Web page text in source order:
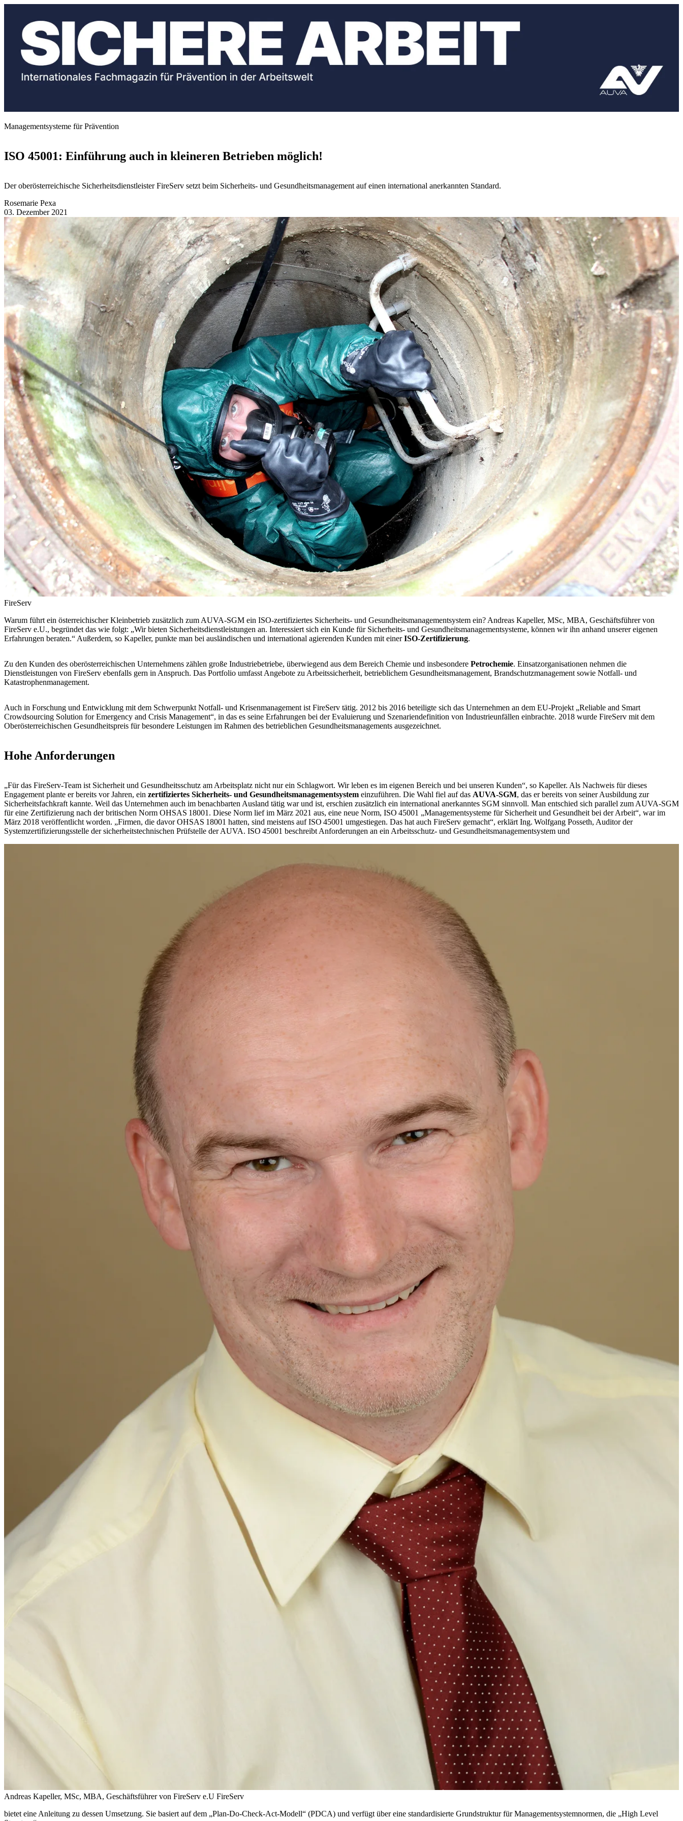
Managementsysteme für Prävention
ISO 45001: Einführung auch in kleineren Betrieben möglich!
Der oberösterreichische Sicherheitsdienstleister FireServ setzt beim Sicherheits- und Gesundheitsmanagement auf einen international anerkannten Standard.
Rosemarie Pexa
03. Dezember 2021
FireServ
Warum führt ein österreichischer Kleinbetrieb zusätzlich zum AUVA-SGM ein ISO-zertifiziertes Sicherheits- und Gesundheitsmanagementsystem ein? Andreas Kapeller, MSc, MBA, Geschäftsführer von
FireServ e.U., begründet das wie folgt: „Wir bieten Sicherheitsdienstleistungen an. Interessiert sich ein Kunde für Sicherheits- und Gesundheitsmanagementsysteme, können wir ihn anhand unserer eigenen
Erfahrungen beraten.“ Außerdem, so Kapeller, punkte man bei ausländischen und international agierenden Kunden mit einerISO-Zertifizierung.
Zu den Kunden des oberösterreichischen Unternehmens zählen große Industriebetriebe, überwiegend aus dem Bereich Chemie und insbesondere Petrochemie. Einsatzorganisationen nehmen die
Dienstleistungen von FireServ ebenfalls gern in Anspruch. Das Portfolio umfasst Angebote zu Arbeitssicherheit, betrieblichem Gesundheitsmanagement, Brandschutzmanagement sowie Notfall- und
Katastrophenmanagement.
Auch in Forschung und Entwicklung mit dem Schwerpunkt Notfall- und Krisenmanagement ist FireServ tätig. 2012 bis 2016 beteiligte sich das Unternehmen an dem EU-Projekt „Reliable and Smart
Crowdsourcing Solution for Emergency and Crisis Management“, in das es seine Erfahrungen bei der Evaluierung und Szenariendefinition von Industrieunfällen einbrachte. 2018 wurde FireServ mit dem
Oberösterreichischen Gesundheitspreis für besondere Leistungen im Rahmen des betrieblichen Gesundheitsmanagements ausgezeichnet.
Hohe Anforderungen
„Für das FireServ-Team ist Sicherheit und Gesundheitsschutz am Arbeitsplatz nicht nur ein Schlagwort. Wir leben es im eigenen Bereich und bei unseren Kunden“, so Kapeller. Als Nachweis für dieses
Engagement plante er bereits vor Jahren, ein zertifiziertes Sicherheits- und Gesundheitsmanagementsystem einzuführen. Die Wahl fiel auf das AUVA-SGM, das er bereits von seiner Ausbildung zur
Sicherheitsfachkraft kannte. Weil das Unternehmen auch im benachbarten Ausland tätig war und ist, erschien zusätzlich ein international anerkanntes SGM sinnvoll. Man entschied sich parallel zum AUVA-SGM
für eine Zertifizierung nach der britischen Norm OHSAS 18001. Diese Norm lief im März 2021 aus, eine neue Norm, ISO 45001 „Managementsysteme für Sicherheit und Gesundheit bei der Arbeit“, war im
März 2018 veröffentlicht worden. „Firmen, die davor OHSAS 18001 hatten, sind meistens auf ISO 45001 umgestiegen. Das hat auch FireServ gemacht“, erklärt Ing. Wolfgang Posseth, Auditor der
Systemzertifizierungsstelle der sicherheitstechnischen Prüfstelle der AUVA. ISO 45001 beschreibt Anforderungen an ein Arbeitsschutz- und Gesundheitsmanagementsystem und
Andreas Kapeller, MSc, MBA, Geschäftsführer von FireServ e.U FireServ
bietet eine Anleitung zu dessen Umsetzung. Sie basiert auf dem „Plan-Do-Check-Act-Modell“ (PDCA) und verfügt über eine standardisierte Grundstruktur für Managementsystemnormen, die „High Level